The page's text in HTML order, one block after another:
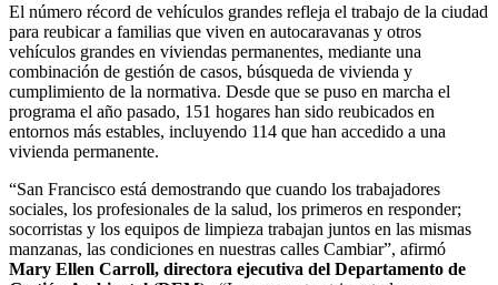
El número récord de vehículos grandes refleja el trabajo de la ciudad
para reubicar a familias que viven en autocaravanas y otros
vehículos grandes en viviendas permanentes, mediante una
combinación de gestión de casos, búsqueda de vivienda y
cumplimiento de la normativa. Desde que se puso en marcha el
programa el año pasado, 151 hogares han sido reubicados en
entornos más estables, incluyendo 114 que han accedido a una
vivienda permanente.
“San Francisco está demostrando que cuando los trabajadores
sociales, los profesionales de la salud, los primeros en responder;
socorristas y los equipos de limpieza trabajan juntos en las mismas
manzanas, las condiciones en nuestras calles Cambiar”, afirmó
Mary Ellen Carroll, directora ejecutiva del Departamento de